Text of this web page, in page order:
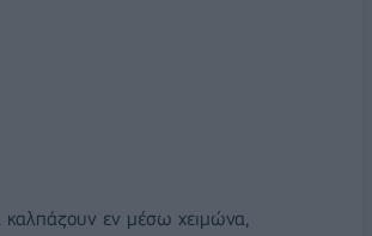
καλπάζουν εν μέσω χειμώνα,